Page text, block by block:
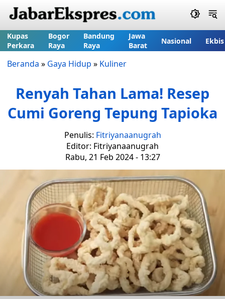
Kupas
Perkara
Bogor
Raya
Bandung
Raya
Jawa
Barat
Nasional Ekbis
Beranda » Gaya Hidup » Kuliner
Renyah Tahan Lama! Resep
Cumi Goreng Tepung Tapioka
Penulis: Fitriyanaanugrah
Editor: Fitriyanaanugrah
Rabu, 21 Feb 2024 - 13:27